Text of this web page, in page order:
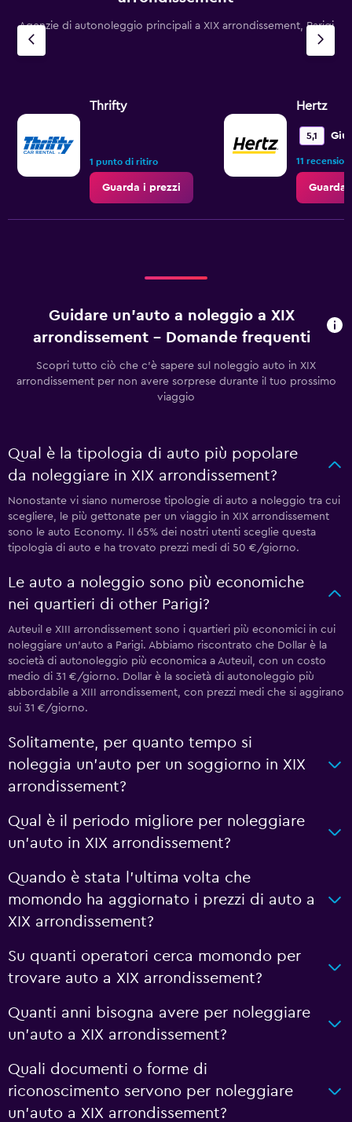
Agenzie di autonoleggio principali a XIX arrondissement, Parigi
Thrifty
1 punto di ritiro
Guarda i prezzi
Hertz
5,1
11 recensioni
Guarda
Guidare un'auto a noleggio a XIX
arrondissement - Domande frequenti
Scopri tutto ciò che c'è sapere sul noleggio auto in XIX
arrondissement per non avere sorprese durante il tuo prossimo
viaggio
Qual è la tipologia di auto più popolare
da noleggiare in XIX arrondissement?
Nonostante vi siano numerose tipologie di auto a noleggio tra cui
scegliere, le più gettonate per un viaggio in XIX arrondissement
sono le auto Economy. Il 65% dei nostri utenti sceglie questa
tipologia di auto e ha trovato prezzi medi di 50 €/giorno.
Le auto a noleggio sono più economiche
nei quartieri di other Parigi?
Auteuil e XIII arrondissement sono i quartieri più economici in cui
noleggiare un'auto a Parigi. Abbiamo riscontrato che Dollar è la
società di autonoleggio più economica a Auteuil, con un costo
medio di 31 €/giorno. Dollar è la società di autonoleggio più
abbordabile a XIII arrondissement, con prezzi medi che si aggirano
sui 31 €/giorno.
Solitamente, per quanto tempo si
noleggia un'auto per un soggiorno in XIX
arrondissement?
Qual è il periodo migliore per noleggiare
un'auto in XIX arrondissement?
Quando è stata l'ultima volta che
momondo ha aggiornato i prezzi di auto a
XIX arrondissement?
Su quanti operatori cerca momondo per
trovare auto a XIX arrondissement?
Quanti anni bisogna avere per noleggiare
un'auto a XIX arrondissement?
Quali documenti o forme di
riconoscimento servono per noleggiare
un'auto a XIX arrondissement?